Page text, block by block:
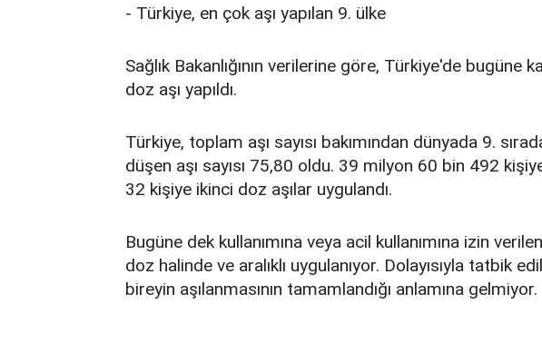
- Türkiye, en çok aşı yapılan 9. ülke
Sağlık Bakanlığının verilerine göre, Türkiye'de
doz aşı yapıldı.
Türkiye, toplam aşı sayısı bakımından dünyada 9.
düşen aşı sayısı 75,80 oldu. 39 milyon 60 bin 492
32 kişiye ikinci doz aşılar uygulandı.
Bugüne dek kullanımına veya acil kullanımına izin
doz halinde ve aralıklı uygulanıyor. Dolayısıyla tatbik
bireyin aşılanmasının tamamlandığı anlamına gelmiyor.